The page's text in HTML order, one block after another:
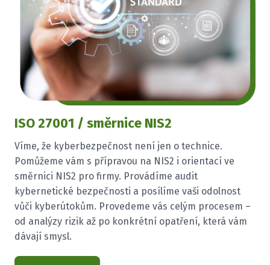
ISO 27001 / směrnice NIS2
Víme, že kyberbezpečnost není jen o technice.
Pomůžeme vám s přípravou na NIS2 i orientací ve
směrnici NIS2 pro firmy. Provádíme audit
kybernetické bezpečnosti a posílíme vaši odolnost
vůči kyberútokům. Provedeme vás celým procesem –
od analýzy rizik až po konkrétní opatření, která vám
dávají smysl.